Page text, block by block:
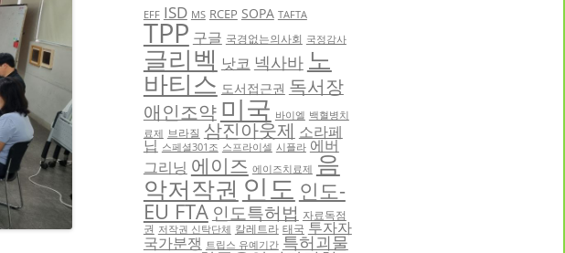
EFF ISD MS RCEP SOPA TAFTA
TPP 구글 국경없는의사회 국정감사
글리벡 낫코 넥사바 노
바티스 도서접근권 독서장
애인조약 미국 바이엘 백혈병치
료제 브라질 삼진아웃제 소라페
닙 스페셜301조 스프라이셀 시플라 에버
그리닝 에이즈 에이즈치료제 음
악저작권 인도 인도-
EU FTA 인도특허법 자료독점
권 저작권 신탁단체 칼레트라 태국 투자자
국가분쟁 트립스 유예기간 특허괴물